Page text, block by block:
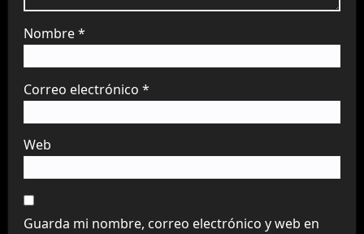
Nombre*
Correo electrónico *
Web
Guarda mi nombre, correo electrónico y web en